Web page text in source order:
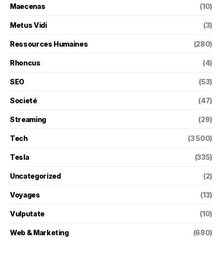
Maecenas (10)
Metus Vidi (3)
Ressources Humaines (280)
Rhoncus (4)
SEO (53)
Societé (47)
Streaming (29)
Tech (3 500)
Tesla (335)
Uncategorized (2)
Voyages (13)
Vulputate (10)
Web & Marketing (680)